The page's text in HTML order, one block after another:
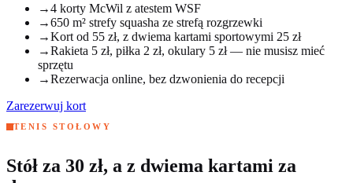
→4 korty McWil z atestem WSF
→650 m² strefy squasha ze strefą rozgrzewki
→Kort od 55 zł, z dwiema kartami sportowymi 25 zł
→Rakieta 5 zł, piłka 2 zł, okulary 5 zł — nie musisz mieć
sprzętu
→Rezerwacja online, bez dzwonienia do recepcji
Zarezerwuj kort
TENIS STOŁOWY
Stół za 30 zł, a z dwiema kartami za